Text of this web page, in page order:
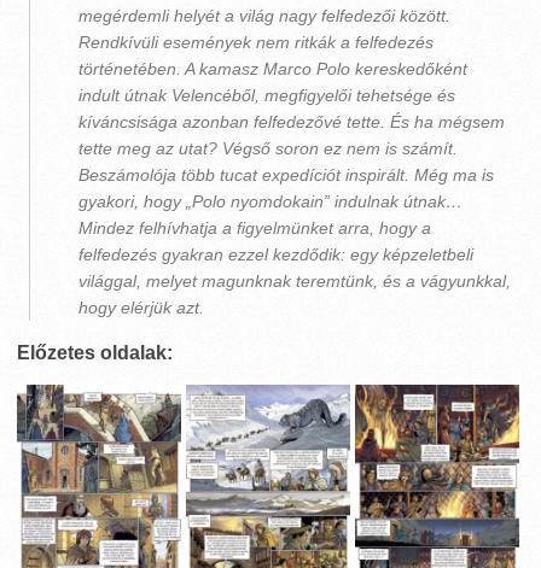
megérdemli helyét a világ nagy felfedezői között.
Rendkívüli események nem ritkák a felfedezés
történetében. A kamasz Marco Polo kereskedőként
indult útnak Velencéből, megfigyelői tehetsége és
kíváncsisága azonban felfedezővé tette. És ha mégsem
tette meg az utat? Végső soron ez nem is számít.
Beszámolója több tucat expedíciót inspirált. Még ma is
gyakori, hogy „Polo nyomdokain” indulnak útnak…
Mindez felhívhatja a figyelmünket arra, hogy a
felfedezés gyakran ezzel kezdődik: egy képzeletbeli
világgal, melyet magunknak teremtünk, és a vágyunkkal,
hogy elérjük azt.
Előzetes oldalak: